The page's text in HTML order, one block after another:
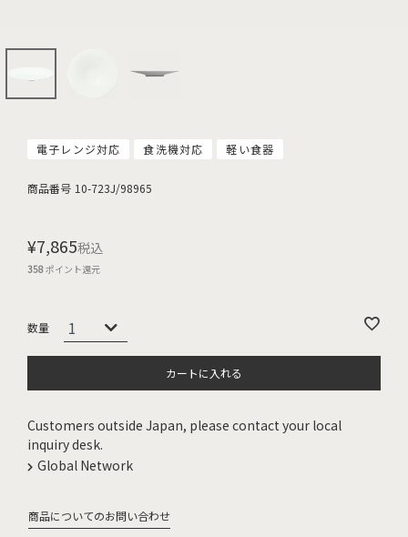
電子レンジ対応 食洗機対応 軽い食器
商品番号 10-723J/98965
¥7,865税込
358ポイント還元
カートに入れる
Customers outside Japan, please contact your local
inquiry desk.
Global Network
商品についてのお問い合わせ